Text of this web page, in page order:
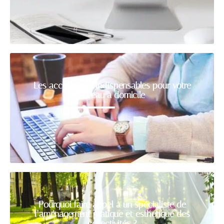
Les accessoires indispensables pour votre
bureau à domicile
Pourquoi faire appel à un spécialiste de
l’aménagement pratique et esthétique des